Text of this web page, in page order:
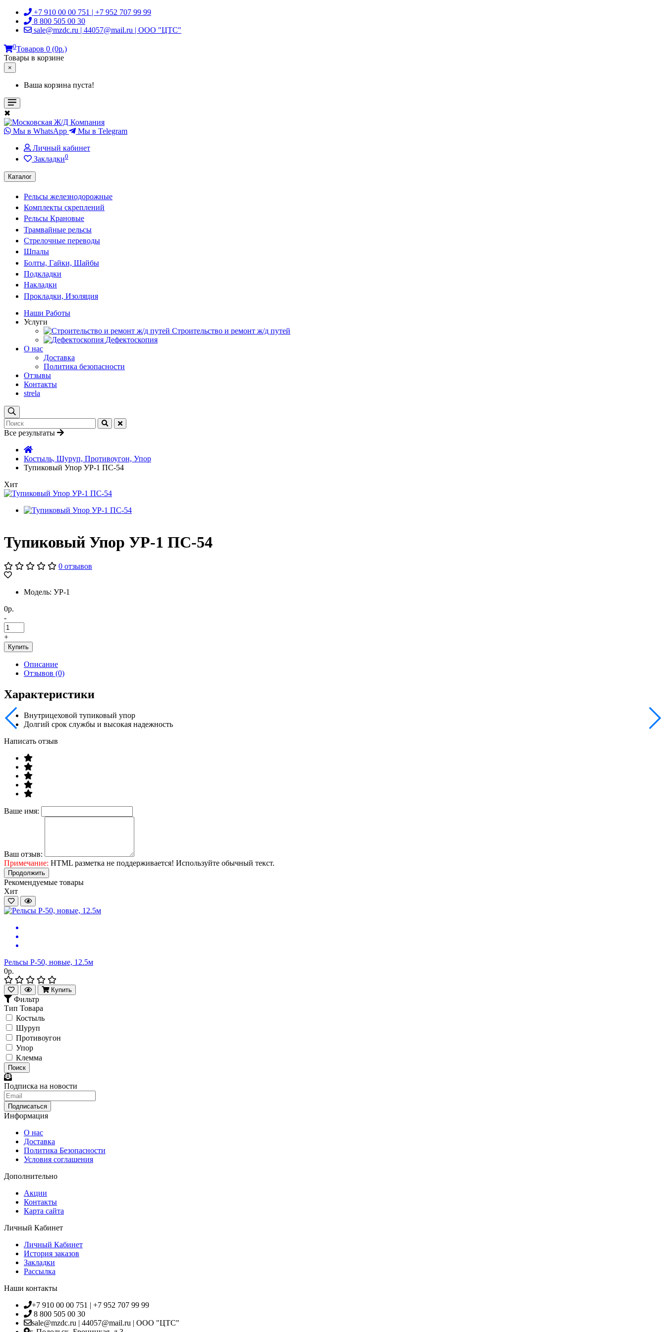
+7 910 00 00 751 | +7 952 707 99 99
8 800 505 00 30
sale@mzdc.ru | 44057@mail.ru | ООО "ЦТС"
0Товаров 0 (0р.)
Товары в корзине
×
Ваша корзина пуста!
✖
Мы в WhatsApp
Мы в Telegram
Личный кабинет
Закладки0
Каталог
Рельсы железнодорожные
Комплекты скреплений
Рельсы Крановые
Трамвайные рельсы
Стрелочные переводы
Шпалы
Болты, Гайки, Шайбы
Подкладки
Накладки
Прокладки, Изоляция
Наши Работы
Услуги
Строительство и ремонт ж/д путей
Дефектоскопия
О нас
Доставка
Политика безопасности
Отзывы
Контакты
strela
Все результаты
Костыль, Шуруп, Противоугон, Упор
Тупиковый Упор УР-1 ПС-54
Хит
Тупиковый Упор УР-1 ПС-54
0 отзывов
Модель: УР-1
0р.
-
+
Купить
Описание
Отзывов (0)
Характеристики
Внутрицеховой тупиковый упор
Долгий срок службы и высокая надежность
Написать отзыв
Ваше имя:
Ваш отзыв:
Примечание: HTML разметка не поддерживается! Используйте обычный текст.
Продолжить
Рекомендуемые товары
Хит
Рельсы Р-50, новые, 12.5м
0р.
Купить
Фильтр
Тип Товара
Костыль
Шуруп
Противоугон
Упор
Клемма
Поиск
Подписка на новости
Информация
О нас
Доставка
Политика Безопасности
Условия соглашения
Дополнительно
Акции
Контакты
Карта сайта
Личный Кабинет
Личный Кабинет
История заказов
Закладки
Рассылка
Наши контакты
+7 910 00 00 751 | +7 952 707 99 99
8 800 505 00 30
sale@mzdc.ru | 44057@mail.ru | ООО "ЦТС"